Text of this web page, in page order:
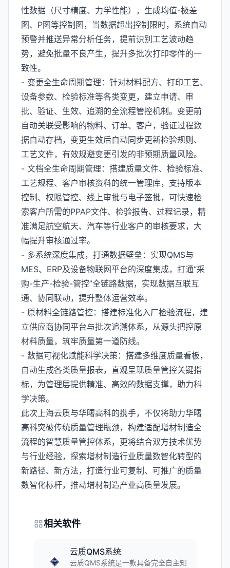
性数据（尺寸精度、力学性能），生成均值-极差
图、P图等控制图，当数据超出控制限时，系统自动
预警并推送异常分析任务，提前识别工艺波动趋
势，避免批量不良产生，提升多批次打印零件的一
致性。
- 变更全生命周期管理：针对材料配方、打印工艺、
设备参数、检验标准等各类变更，建立申请、审
批、验证、生效、追溯的全流程管控机制。变更前
自动关联受影响的物料、订单、客户，验证过程数
据自动存档，变更生效后自动同步更新检验规则、
工艺文件，有效规避变更引发的非预期质量风险。
- 文档全生命周期管理：搭建质量文件、检验标准、
工艺规程、客户审核资料的统一管理库，支持版本
控制、权限管控、线上审批与电子签批，可快速检
索客户所需的PPAP文件、检验报告、过程记录，精
准满足航空航天、汽车等行业客户的审核要求，大
幅提升审核通过率。
- 多系统深度集成，打通数据壁垒：实现QMS与
MES、ERP及设备物联网平台的深度集成，打通“采
购-生产-检验-管控”全链路数据，实现数据互联互
通、协同联动，提升整体运营效率。
- 原材料全链路管控：搭建标准化入厂检验流程，建
立供应商协同平台与批次追溯体系，从源头把控原
材料质量，筑牢质量第一道防线。
- 数据可视化赋能科学决策：搭建多维度质量看板，
自动生成各类质量报表，直观呈现质量管控关键指
标，为管理层提供精准、高效的数据支撑，助力科
学决策。
此次上海云质与华曙高科的携手，不仅将助力华曙
高科突破传统质量管理瓶颈，构建适配增材制造全
流程的智慧质量管控体系，更将结合双方技术优势
与行业经验，探索增材制造行业质量数智化转型的
新路径、新方法，打造行业可复制、可推广的质量
数智化标杆，推动增材制造产业高质量发展。
相关软件
云质QMS系统
云质QMS系统是一款具备完全自主知